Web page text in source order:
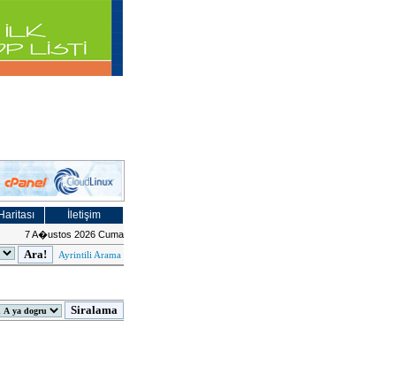
İletişim
7 A�ustos 2026 Cuma
Ayrintili Arama